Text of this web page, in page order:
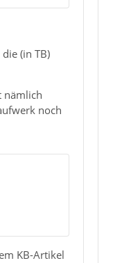
(in TB)
nämlich
noch
KB-Artikel